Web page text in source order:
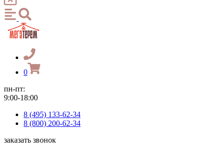
0
пн-пт:
9:00-18:00
8 (495) 133-62-34
8 (800) 200-62-34
заказать звонок